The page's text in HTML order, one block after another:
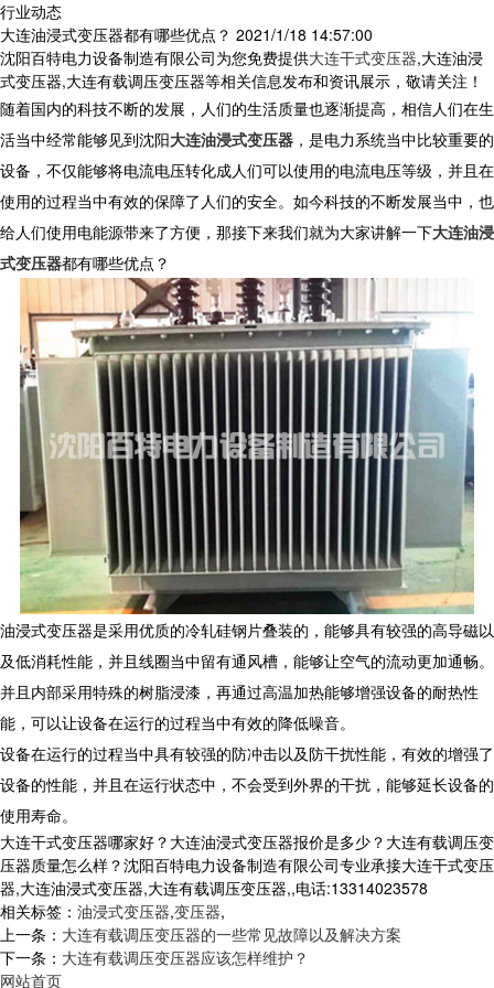
行业动态
大连油浸式变压器都有哪些优点？ 2021/1/18 14:57:00
沈阳百特电力设备制造有限公司为您免费提供大连干式变压器,大连油浸
式变压器,大连有载调压变压器等相关信息发布和资讯展示，敬请关注！
随着国内的科技不断的发展，人们的生活质量也逐渐提高，相信人们在生
活当中经常能够见到沈阳大连油浸式变压器 ，是电力系统当中比较重要的
设备，不仅能够将电流电压转化成人们可以使用的电流电压等级，并且在
使用的过程当中有效的保障了人们的安全。如今科技的不断发展当中，也
给人们使用电能源带来了方便，那接下来我们就为大家讲解一下大连油浸
式变压器都有哪些优点？
油浸式变压器是采用优质的冷轧硅钢片叠装的，能够具有较强的高导磁以
及低消耗性能，并且线圈当中留有通风槽，能够让空气的流动更加通畅。
并且内部采用特殊的树脂浸漆，再通过高温加热能够增强设备的耐热性
能，可以让设备在运行的过程当中有效的降低噪音。
设备在运行的过程当中具有较强的防冲击以及防干扰性能，有效的增强了
设备的性能，并且在运行状态中，不会受到外界的干扰，能够延长设备的
使用寿命。
大连干式变压器哪家好？大连油浸式变压器报价是多少？大连有载调压变
压器质量怎么样？沈阳百特电力设备制造有限公司专业承接大连干式变压
器,大连油浸式变压器,大连有载调压变压器,,电话:13314023578
相关标签： 油浸式变压器,变压器,
上一条： 大连有载调压变压器的一些常见故障以及解决方案
下一条： 大连有载调压变压器应该怎样维护？
网站首页